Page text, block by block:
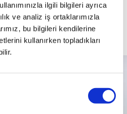
ilgili bilgileri ayrıca
ve analiz iş ortaklarımızla
bu bilgileri kendilerine
kullanırken topladıkları